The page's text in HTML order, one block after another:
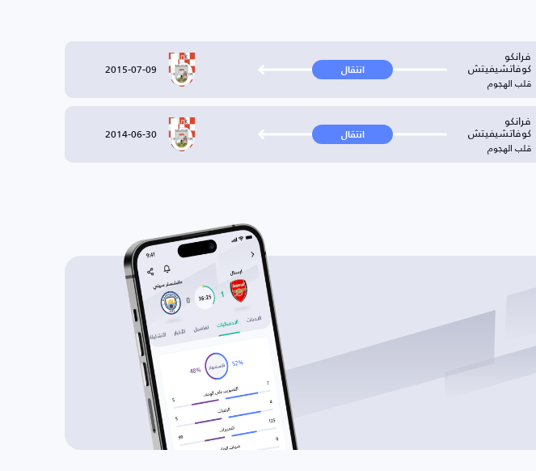
فرانكو
كوفاتشيفيتش
قلب الهجوم
انتقال 2015-07-09
فرانكو
كوفاتشيفيتش
قلب الهجوم
انتقال 2014-06-30